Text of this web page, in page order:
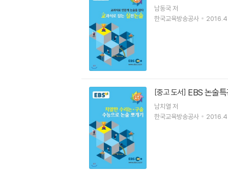
남동국 저
한국교육방송공사
[중고 도서] EBS 논술
남치열 저
한국교육방송공사